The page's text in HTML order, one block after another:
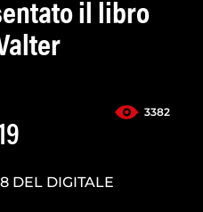
il libro
3382
DEL DIGITALE